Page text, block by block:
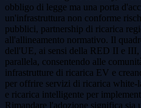
obbligo di legge ma una porta
un'infrastruttura non conforme
pubblici, partnership di ricarica
all'allineamento normativo. Il
dell'UE, ai sensi della RED II e
parallela, consentendo alle
infrastrutture di ricarica EV e
per offrire servizi di ricarica white-
e ricarica intelligente per
Rimandare l'adozione significa sia